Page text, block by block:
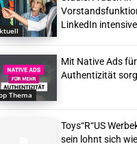
LinkedIn
Thema
Mit Native Ads
Authentizität
Toys“R“US
sein lohnt sich